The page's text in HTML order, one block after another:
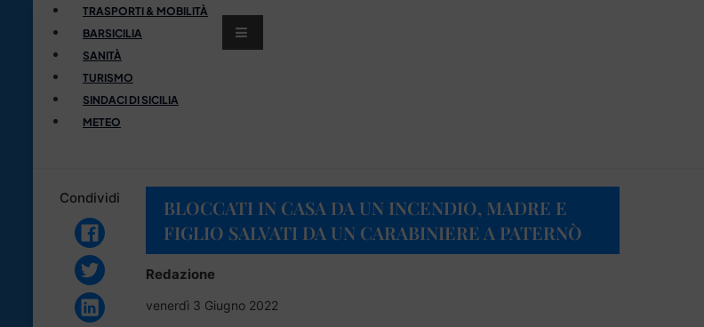
TRASPORTI & MOBILITÀ
BARSICILIA
SANITÀ
TURISMO
SINDACI DI SICILIA
METEO
Condividi
BLOCCATI IN CASA DA UN INCENDIO, MADRE E
FIGLIO SALVATI DA UN CARABINIERE A PATERNÒ
Redazione
venerdì 3 Giugno 2022